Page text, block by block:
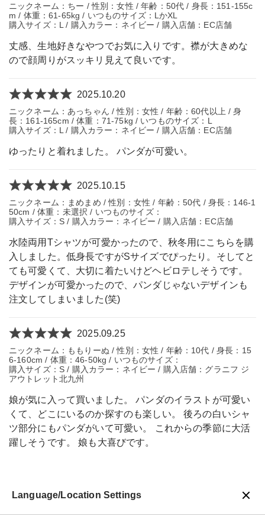
ニックネーム：ちー / 性別：女性 / 年齢：50代 / 身長：151-155c
m / 体重：61-65kg / いつものサイズ：LかXL
購入サイズ：L / 購入カラー：ネイビー / 購入店舗：EC店舗
丈感、生地好きなやつでお気に入りです。襟が大きめな
ので顔周りがスッキリ見えて良いです。
2025.10.20
ニックネーム：あっちゃん / 性別：女性 / 年齢：60代以上 / 身
長：161-165cm / 体重：71-75kg / いつものサイズ：L
購入サイズ：L / 購入カラー：ネイビー / 購入店舗：EC店舗
ゆったりと着れました。 パンダが可愛い。
2025.10.15
ニックネーム：まめまめ / 性別：女性 / 年齢：50代 / 身長：146-1
50cm / 体重：未選択 / いつものサイズ：
購入サイズ：S / 購入カラー：ネイビー / 購入店舗：EC店舗
水陸両用Tシャツが可愛かったので、秋冬用にこちらを購
入しました。低身長ですがSサイズでぴったり。そしてと
ても可愛くて、大切に着たいけどヘビロテしそうです。
デザインが可愛かったので、パンダじゃないデザインも
注文してしまいました(笑)
2025.09.25
ニックネーム：ももりーぬ / 性別：女性 / 年齢：10代 / 身長：15
6-160cm / 体重：46-50kg / いつものサイズ：
購入サイズ：S / 購入カラー：ネイビー / 購入店舗：グラニフ ジ
アウトレット北九州
娘が気に入って買いました。 パンダのイラストが可愛い
くて、どこにいるのか探すのも楽しい。 後ろの白いシャ
ツ部分にもパンダがいて可愛い。 これからの季節に大活
躍しそうです。 娘も大喜びです。
Language/Location Settings